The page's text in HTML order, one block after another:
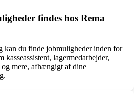
findes hos Rema
kan du finde jobmuligheder inden for
kasseassistent, lagermedarbejder,
og mere, afhængigt af dine